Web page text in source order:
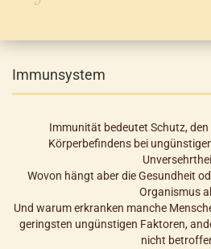
Immunsystem
Immunität bedeutet Schutz,
Körperbefindens bei
Wovon hängt aber die Gesundheit
Organismus
Und warum erkranken manche
geringsten ungünstigen Faktoren,
nicht